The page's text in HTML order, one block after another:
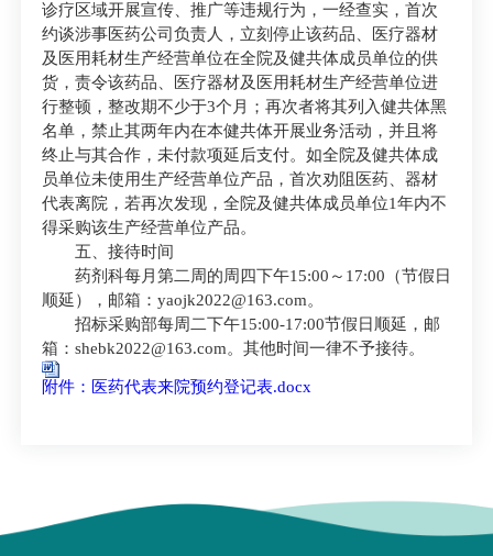
诊疗区域开展宣传、推广等违规行为，一经查实，首次
约谈涉事医药公司负责人，立刻停止该药品、医疗器材
及医用耗材生产经营单位在全院及健共体成员单位的供
货，责令该药品、医疗器材及医用耗材生产经营单位进
行整顿，整改期不少于3个月；再次者将其列入健共体黑
名单，禁止其两年内在本健共体开展业务活动，并且将
终止与其合作，未付款项延后支付。如全院及健共体成
员单位未使用生产经营单位产品，首次劝阻医药、器材
代表离院，若再次发现，全院及健共体成员单位1年内不
得采购该生产经营单位产品。
五、接待时间
药剂科每月第二周的周四下午15:00～17:00（节假日
顺延），邮箱：yaojk2022@163.com。
招标采购部每周二下午15:00-17:00节假日顺延，邮
箱：shebk2022@163.com。其他时间一律不予接待。
附件：医药代表来院预约登记表.docx